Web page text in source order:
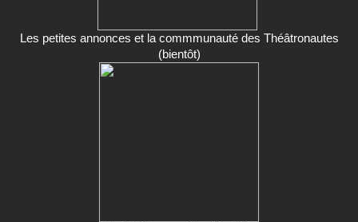
Les petites annonces et la commmunauté des Théâtronautes
(bientôt)